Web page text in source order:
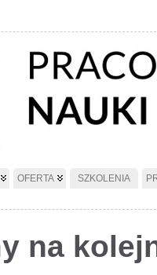
OFERTA SZKOLENIA
na